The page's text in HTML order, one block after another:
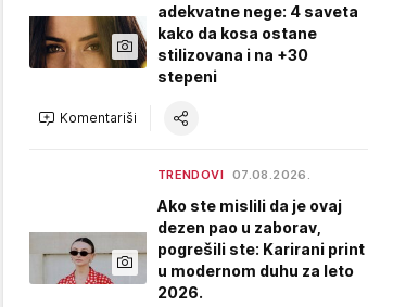
adekvatne nege: 4 saveta
kako da kosa ostane
stilizovana i na +30
stepeni
Komentariši
TRENDOVI 07.08.2026.
Ako ste mislili da je ovaj
dezen pao u zaborav,
pogrešili ste: Karirani print
u modernom duhu za leto
2026.